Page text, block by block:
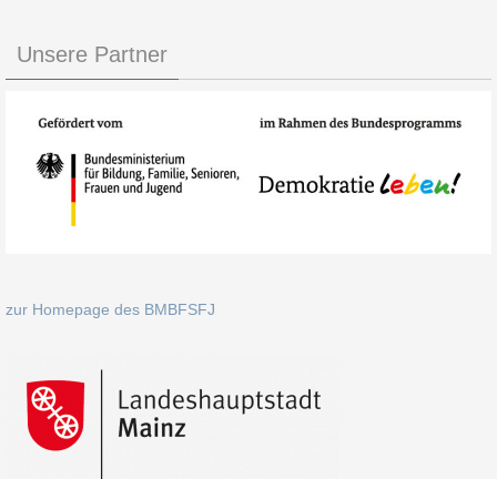
Unsere Partner
zur Homepage des BMBFSFJ